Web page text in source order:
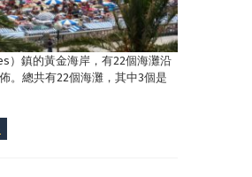
）鎮的黃金海岸，有22個海灘沿
。總共有22個海灘，其中3個是